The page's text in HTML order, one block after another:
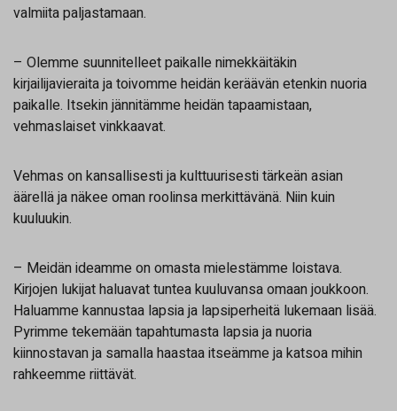
valmiita paljastamaan.
– Olemme suunnitelleet paikalle nimekkäitäkin
kirjailijavieraita ja toivomme heidän keräävän etenkin nuoria
paikalle. Itsekin jännitämme heidän tapaamistaan,
vehmaslaiset vinkkaavat.
Vehmas on kansallisesti ja kulttuurisesti tärkeän asian
äärellä ja näkee oman roolinsa merkittävänä. Niin kuin
kuuluukin.
– Meidän ideamme on omasta mielestämme loistava.
Kirjojen lukijat haluavat tuntea kuuluvansa omaan joukkoon.
Haluamme kannustaa lapsia ja lapsiperheitä lukemaan lisää.
Pyrimme tekemään tapahtumasta lapsia ja nuoria
kiinnostavan ja samalla haastaa itseämme ja katsoa mihin
rahkeemme riittävät.